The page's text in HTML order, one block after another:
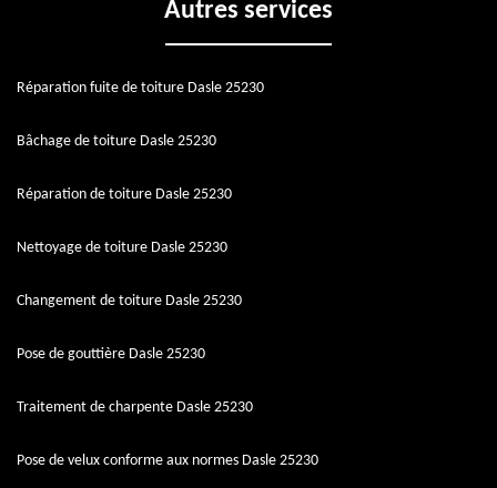
Autres services
Réparation fuite de toiture Dasle 25230
Bâchage de toiture Dasle 25230
Réparation de toiture Dasle 25230
Nettoyage de toiture Dasle 25230
Changement de toiture Dasle 25230
Pose de gouttière Dasle 25230
Traitement de charpente Dasle 25230
Pose de velux conforme aux normes Dasle 25230